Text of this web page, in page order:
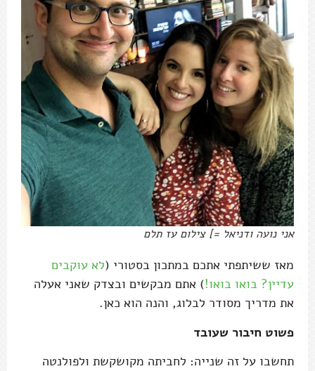
אני נועה ודניאל =] צילום עז תלם
מאז ששיתפתי אתכם במתכון בסטורי (לא עוקבים
עדיין? בואו בואו!) אתם מבקשים ובצדק שאני אעלה
את מדריך מסודר לבלוג, והנה הוא כאן.
פשוט חיבור שעובד
תחשבו על זה שנייה: לחביתה מקושקשת ולפולנטה